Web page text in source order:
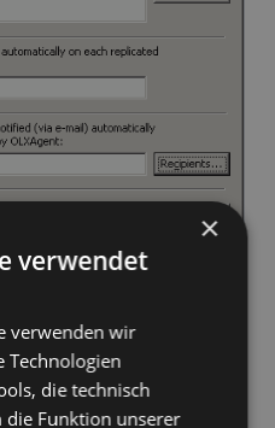
×
verwendet
verwenden wir
Technologien
die technisch
Funktion unserer